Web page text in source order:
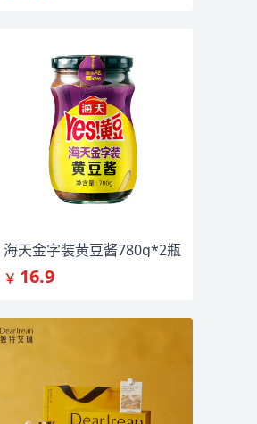
海天金字装黄豆酱780g*2瓶
￥ 16.9